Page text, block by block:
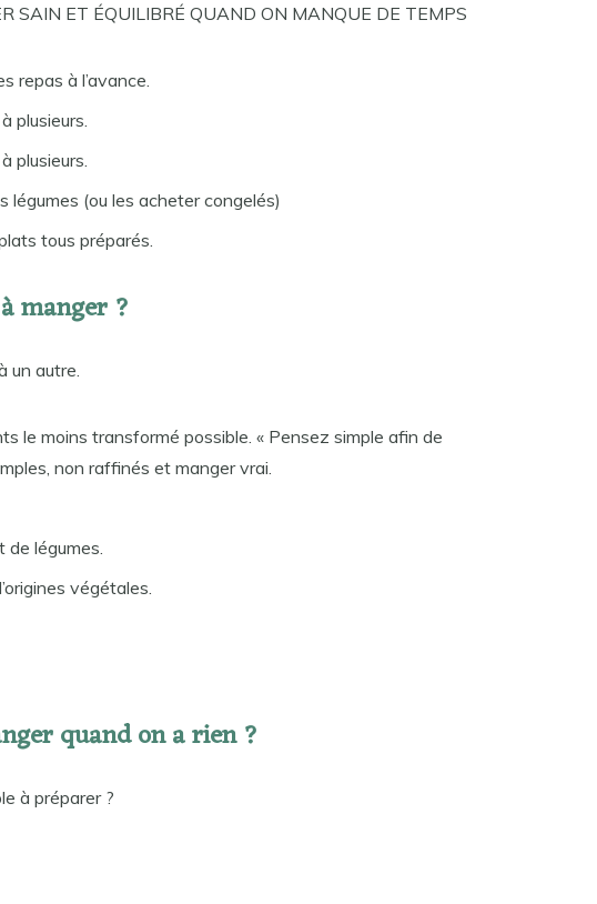
SAIN ET ÉQUILIBRÉ QUAND ON MANQUE DE TEMPS
repas à l’avance.
plusieurs.
plusieurs.
légumes (ou les acheter congelés)
tous préparés.
manger ?
un autre.
le moins transformé possible. « Pensez simple afin de
non raffinés et manger vrai.
légumes.
végétales.
quand on a rien ?
à préparer ?